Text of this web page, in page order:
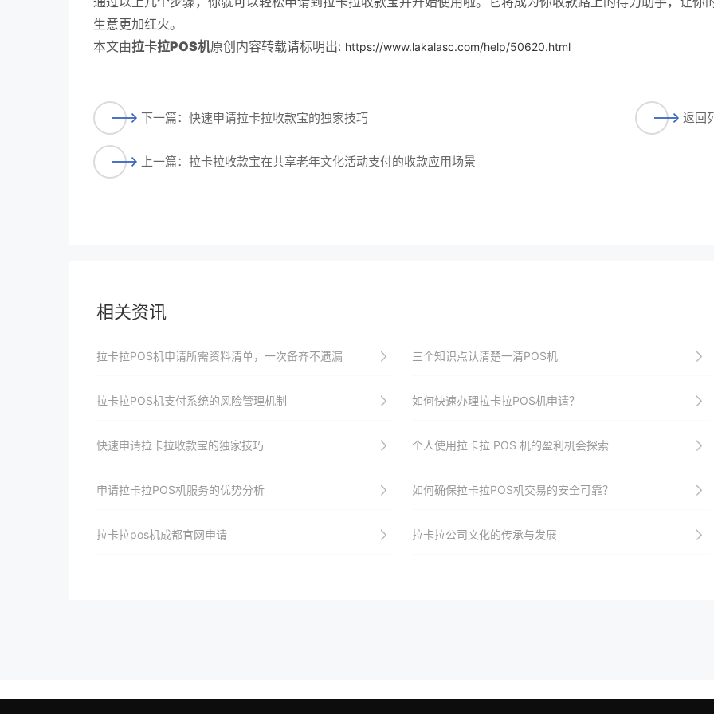
生意更加红火。
本文由拉卡拉POS机原创内容转载请标明出: https://www.lakalasc.com/help/50620.html
下一篇：快速申请拉卡拉收款宝的独家技巧
上一篇：拉卡拉收款宝在共享老年文化活动支付的收款应用场景
返回
相关资讯
拉卡拉POS机申请所需资料清单，一次备齐不遗漏 三个知识点认清楚一清POS机
拉卡拉POS机支付系统的风险管理机制 如何快速办理拉卡拉POS机申请？
快速申请拉卡拉收款宝的独家技巧 个人使用拉卡拉 POS 机的盈利机会探索
申请拉卡拉POS机服务的优势分析 如何确保拉卡拉POS机交易的安全可靠？
拉卡拉pos机成都官网申请 拉卡拉公司文化的传承与发展